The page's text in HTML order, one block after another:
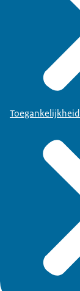
Toegankelijkheid